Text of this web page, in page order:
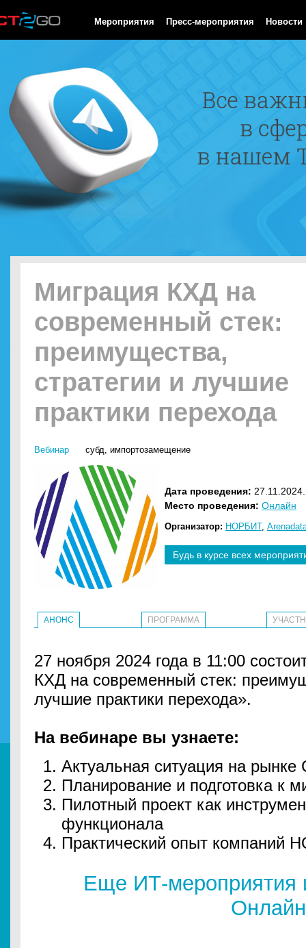
Мероприятия Пресс-мероприятия Новости
Миграция КХД на
современный стек:
преимущества,
стратегии и лучшие
практики перехода
Вебинар субд, импортозамещение
Дата проведения:
Место проведения: Онлайн
Организатор: НОРБИТ,
Будь в курсе всех
АНОНС ПРОГРАММА
27 ноября 2024 года в 11:00
КХД на современный стек:
лучшие практики перехода».
На вебинаре вы узнаете:
Актуальная ситуация на
Планирование и подготовка к
Пилотный проект как
функционала
Практический опыт компаний
Еще ИТ-мероприятия
Онлайн